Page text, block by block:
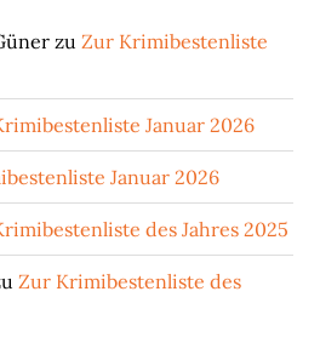
zuZur Krimibestenliste
Januar 2026
Januar 2026
des Jahres 2025
Zur Krimibestenliste des